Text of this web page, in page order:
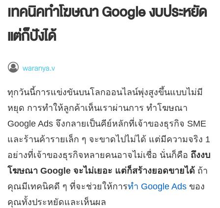
เทคนิคทำโฆษณา Google งบประหยัด
แต่ก็ปังได้
waranya.v
ทุกวันนี้การแข่งขันบนโลกออนไลน์พุ่งสูงขึ้นแบบไม่มี
หยุด การทำให้ลูกค้าเห็นเราผ่านการ ทำโฆษณา
Google Ads จึงกลายเป็นคีย์หลักที่เจ้าของธุรกิจ SME
และร้านค้ารายเล็ก ๆ จะขาดไปไม่ได้ แต่มีความจริง 1
อย่างที่เจ้าของธุรกิจหลายคนอาจไม่เชื่อ นั่นก็คือ ถึงงบ
โฆษณา Google จะไม่เยอะ แต่ก็สร้างยอดขายได้ ถ้า
คุณมีเทคนิคดี ๆ ที่จะช่วยให้การทำ Google Ads ของ
คุณทั้งประหยัดและเห็นผล